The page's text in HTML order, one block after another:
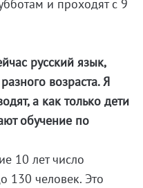
и проходят с 9
русский язык,
возраста. Я
а как только дети
обучение по
10 лет число
130 человек. Это